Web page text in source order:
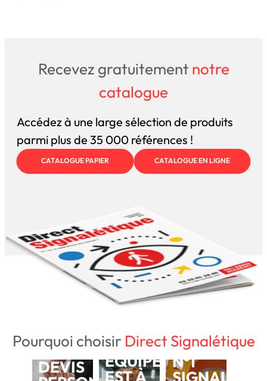
Recevez gratuitement notre
catalogue
Accédez à une large sélection de produits
parmi plus de 35 000 références !
CATALOGUE PAPIER CATALOGUE EN LIGNE
Pourquoi choisir Direct Signalétique
BESOIN D'UN
DEVIS
NOTRE
ÉQUIPE
EST À
N°1